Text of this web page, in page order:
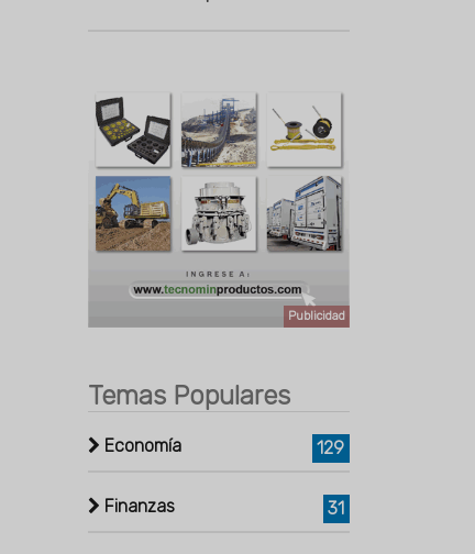
Publicidad
Temas Populares
Economía 129
Finanzas 31